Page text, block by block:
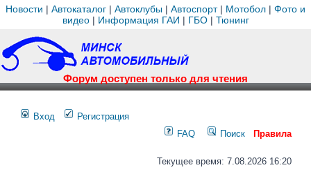
Новости | Автокаталог | Автоклубы | Автоспорт| Мотобол | Фото и
видео| Информация ГАИ | ГБО| Тюнинг
Форум доступен только для чтения
Вход
Регистрация
FAQ
Поиск Правила
Текущее время: 7.08.2026 16:20